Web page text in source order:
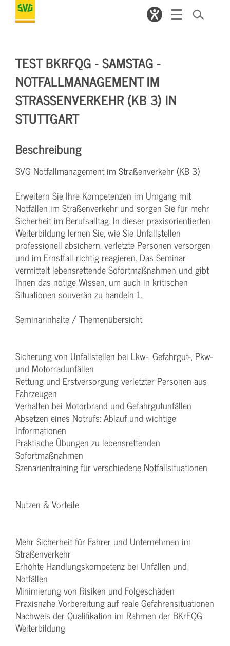
TEST BKRFQG - SAMSTAG -
NOTFALLMANAGEMENT IM
STRASSENVERKEHR (KB 3) IN S
TUTTGART
Beschreibung
SVG Notfallmanagement im Straßenverkehr (KB 3)
Erweitern Sie Ihre Kompetenzen im Umgang mit
Notfällen im Straßenverkehr und sorgen Sie für mehr
Sicherheit im Berufsalltag. In dieser praxisorientierten
Weiterbildung lernen Sie, wie Sie Unfallstellen
professionell absichern, verletzte Personen versorgen
und im Ernstfall richtig reagieren. Das Seminar
vermittelt lebensrettende Sofortmaßnahmen und gibt
Ihnen das nötige Wissen, um auch in kritischen
Situationen souverän zu handeln 1.
Seminarinhalte / Themenübersicht
Sicherung von Unfallstellen bei Lkw-, Gefahrgut-, Pkw-
und Motorradunfällen
Rettung und Erstversorgung verletzter Personen aus
Fahrzeugen
Verhalten bei Motorbrand und Gefahrgutunfällen
Absetzen eines Notrufs: Ablauf und wichtige
Informationen
Praktische Übungen zu lebensrettenden
Sofortmaßnahmen
Szenarientraining für verschiedene Notfallsituationen
Nutzen & Vorteile
Mehr Sicherheit für Fahrer und Unternehmen im
Straßenverkehr
Erhöhte Handlungskompetenz bei Unfällen und
Notfällen
Minimierung von Risiken und Folgeschäden
Praxisnahe Vorbereitung auf reale Gefahrensituationen
Nachweis der Qualifikation im Rahmen der BKrFQG
Weiterbildung